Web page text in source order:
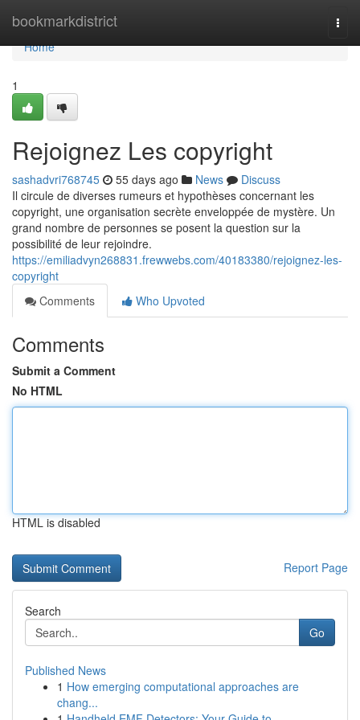
bookmarkdistrict
Home
Home
1
Rejoignez Les copyright
sashadvri768745 55 days ago News
Discuss
Il circule de diverses rumeurs et hypothèses concernant les
copyright, une organisation secrète enveloppée de mystère. Un
grand nombre de personnes se posent la question sur la
possibilité de leur rejoindre.
https://emiliadvyn268831.frewwebs.com/40183380/rejoignez-les-
copyright
Comments
Who Upvoted
Comments
Submit a Comment
No HTML
HTML is disabled
Report Page
Search
Go
Published News
1 How emerging computational approaches are
chang...